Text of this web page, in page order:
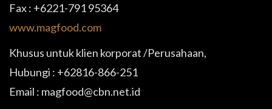
Fax : +6221-791 95364
www.magfood.com
Khusus untuk klien korporat /Perusahaan,
Hubungi : +62816-866-251
Email : magfood@cbn.net.id